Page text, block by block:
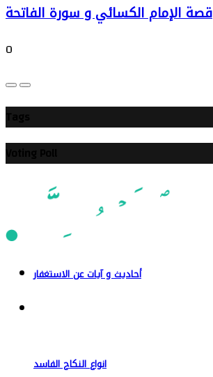
قصة الإمام الكسائي و سورة الفاتحة
0
أحاديث و آيات عن الاستغفار
انواع النكاح الفاسد